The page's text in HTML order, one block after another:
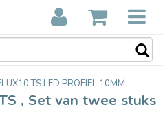
TS , Set van
TS LED PROFIEL 10MM
, Set van twee stuks